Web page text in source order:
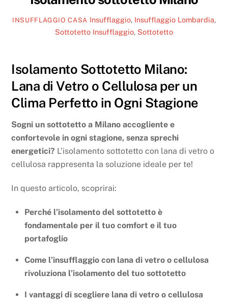
INSUFFLAGGIO CASA Insufflaggio, Insufflaggio Lombardia,
Sottotetto Insufflaggio, Sottotetto
Isolamento Sottotetto Milano:
Lana di Vetro o Cellulosa per un
Clima Perfetto in Ogni Stagione
Sogni un sottotetto a Milano accogliente e
confortevole in ogni stagione, senza sprechi
energetici? L’isolamento sottotetto con lana di vetro o
cellulosa rappresenta la soluzione ideale per te!
In questo articolo, scoprirai:
Perché l’isolamento del sottotetto è
fondamentale per il tuo comfort e il tuo
portafoglio
Come l’insufflaggio con lana di vetro o cellulosa
rivoluziona l’isolamento del tuo sottotetto
I vantaggi di scegliere lana di vetro o cellulosa